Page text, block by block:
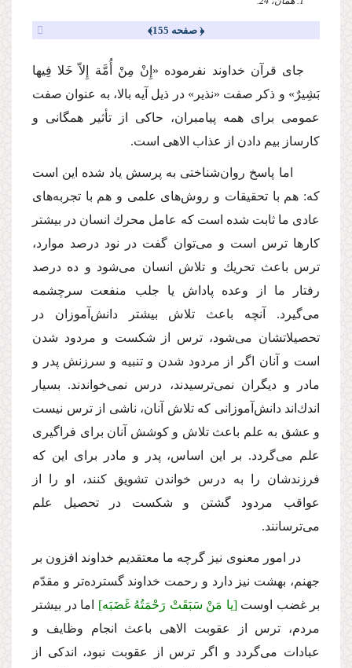
﴿ صفحه 155﴾
جاى قرآن خداوند نفرموده «إِنْ مِنْ أُمَّة إِلاّ خَلا فِیها
بَشِیرٌ» و ذكر صفت «نذیر» در ذیل آیه بالا، به عنوان صفت
عمومى براى همه پیامبران، حاكى از تأثیر همگانى و
كارساز بیم دادن از عذاب الاهى است.
اما پاسخ روان‌شناختى به پرسش یاد شده این است
كه: هم با تحقیقات و روش‌هاى علمى و هم با تجربه‌هاى
عادى ما ثابت شده است كه عامل محرك انسان در بیشتر
كارها ترس است و مى‌توان گفت در نود درصد موارد،
ترس باعث تحریك و تلاش انسان مى‌شود و ده درصد
رفتار ما از وعده پاداش یا جلب منفعت سرچشمه
مى‌گیرد. آنچه باعث تلاش بیشتر دانش‌آموزان در
تحصیلاتشان مى‌شود، ترس از شكست و مردود شدن
است و آنان اگر از مردود شدن و تنبیه و سرزنش پدر و
مادر و دیگران نمى‌ترسیدند، درس نمى‌خواندند. بسیار
اندك‌اند دانش‌آموزانى كه تلاش آنان، ناشى از ترس نیست
و عشق به علم باعث تلاش و كوشش آنان براى فراگیرى
علم مى‌گردد. بر این اساس، پدر و مادر براى این كه
فرزندشان را به درس خواندن تشویق كنند، او را از
عواقب مردود گشتن و شكست در تحصیل علم
مى‌ترسانند.
در امور معنوى نیز گرچه ما معتقدیم خداوند افزون بر
جهنم، بهشت نیز دارد و رحمت خداوند گسترده‌تر و مقدّم
بر غضب اوست [یا مَنْ سَبَقَتْ رَحْمَتُهُ غَضَبَه]
اما در بیشتر
مردم، ترس از عقوبت الاهى باعث انجام وظایف و
عبادات مى‌گردد و اگر ترس از عقوبت نبود، اندكى از